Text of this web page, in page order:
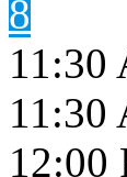
8
11:30
11:30
12:00